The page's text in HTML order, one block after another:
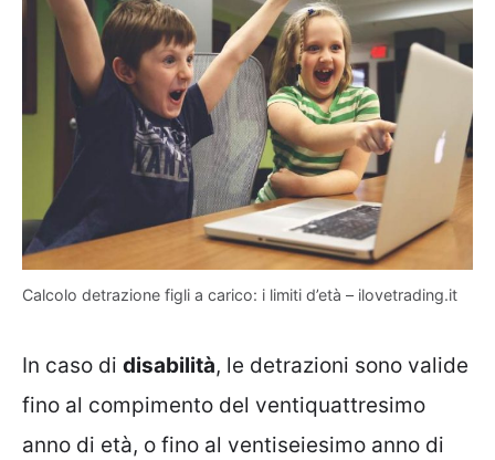
Calcolo detrazione figli a carico: i limiti d’età – ilovetrading.it
In caso di disabilità, le detrazioni sono valide
fino al compimento del ventiquattresimo
anno di età, o fino al ventiseiesimo anno di